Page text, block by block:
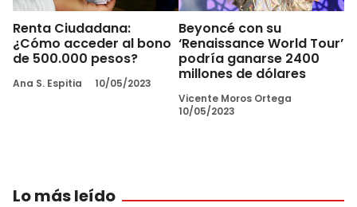
Renta Ciudadana:
¿Cómo acceder al bono
de 500.000 pesos?
Ana S. Espitia 10/05/2023
Beyoncé con su
‘Renaissance World Tour’
podría ganarse 2400
millones de dólares
Vicente Moros Ortega
10/05/2023
Lo más leído